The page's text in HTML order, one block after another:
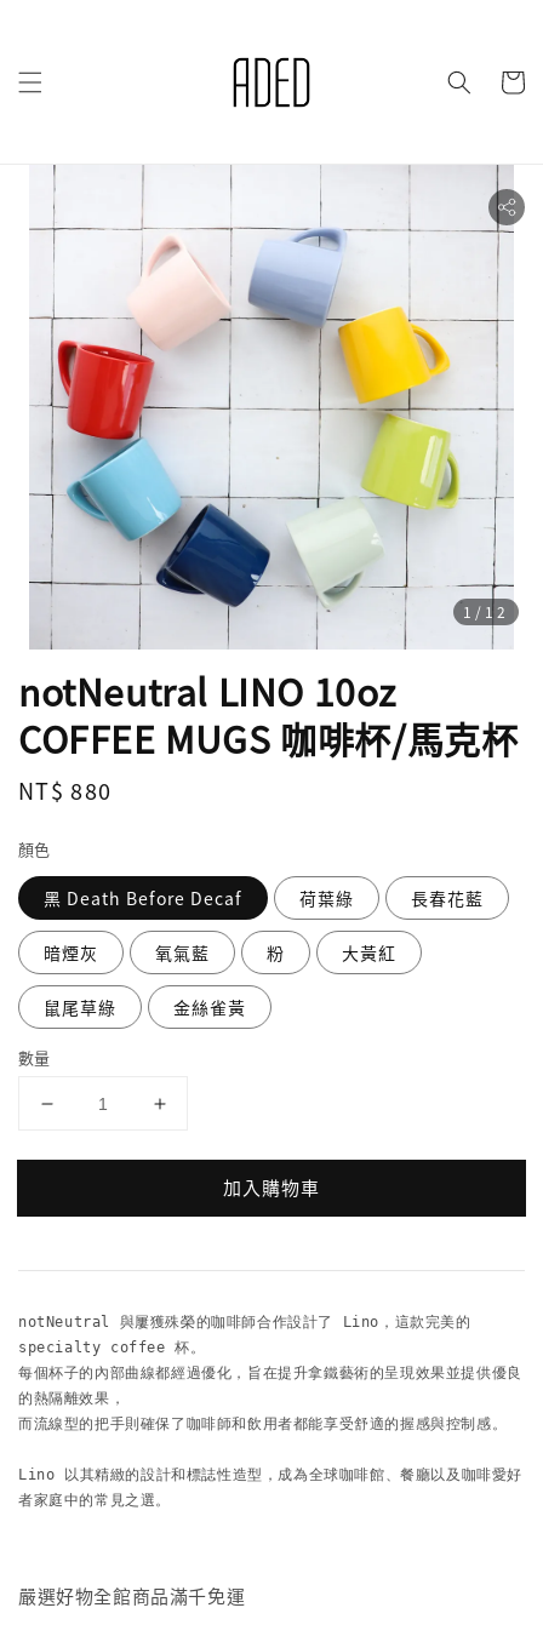
1 /12
notNeutral LINO 10oz
COFFEE MUGS 咖啡杯/馬克杯
Regular
NT$ 880
顏色
黑 Death Before Decaf 荷葉綠 長春花藍
暗煙灰 氧氣藍 粉 大黃紅
鼠尾草綠 金絲雀黃
數量
加入購物車
notNeutral 與屢獲殊榮的咖啡師合作設計了 Lino，這款完美的
specialty coffee 杯。
每個杯子的內部曲線都經過優化，旨在提升拿鐵藝術的呈現效果並提供優良
的熱隔離效果，
而流線型的把手則確保了咖啡師和飲用者都能享受舒適的握感與控制感。
Lino 以其精緻的設計和標誌性造型，成為全球咖啡館、餐廳以及咖啡愛好
者家庭中的常見之選。
嚴選好物全館商品滿千免運